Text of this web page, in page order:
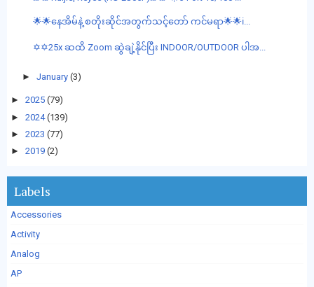
🌟🌟နေအိမ်နဲ့ စတိုးဆိုင်​အတွက်သင့်တော် ကင်မရာ🌟🌟ℹ...
✡✡25x ဆထိ Zoom ဆွဲချဲ့နိုင်ပြီး INDOOR/OUTDOOR ပါအ...
► January (3)
► 2025 (79)
► 2024 (139)
► 2023 (77)
► 2019 (2)
Labels
Accessories
Activity
Analog
AP